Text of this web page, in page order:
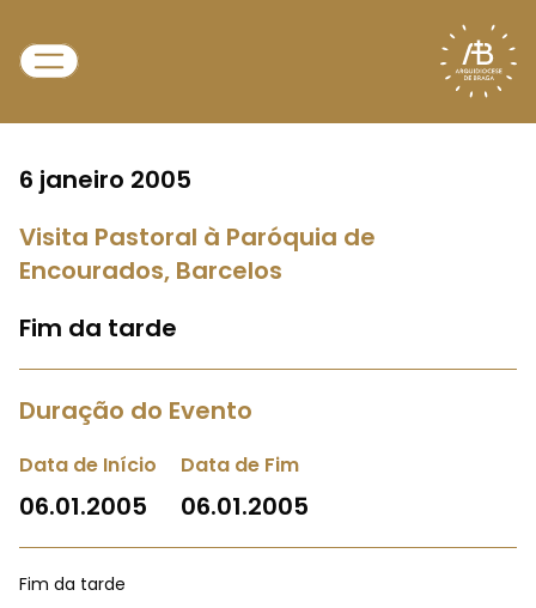
6 janeiro 2005
Visita Pastoral à Paróquia de
Encourados, Barcelos
Fim da tarde
Duração do Evento
Data de Início
06.01.2005
Data de Fim
06.01.2005
Fim da tarde